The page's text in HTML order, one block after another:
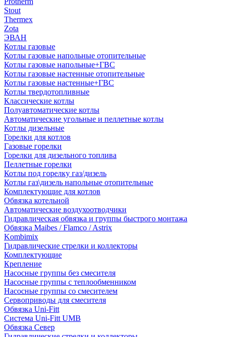
Stout
Thermex
Zota
ЭВАН
Котлы газовые
Котлы газовые напольные отопительные
Котлы газовые напольные+ГВС
Котлы газовые настенные отопительные
Котлы газовые настенные+ГВС
Котлы твердотопливные
Классические котлы
Полуавтоматические котлы
Автоматические угольные и пеллетные котлы
Котлы дизельные
Горелки для котлов
Газовые горелки
Горелки для дизельного топлива
Пеллетные горелки
Котлы под горелку газ/дизель
Котлы газ\дизель напольные отопительные
Комплектующие для котлов
Обвязка котельной
Автоматические воздухоотводчики
Гидравлическая обвязка и группы быстрого монтажа
Обвязка Maibes / Flamco / Astrix
Kombimix
Гидравлические стрелки и коллекторы
Комплектующие
Крепление
Насосные группы без смесителя
Насосные группы с теплообменником
Насосные группы со смесителем
Сервоприводы для смесителя
Обвязка Uni-Fitt
Система Uni-Fitt UMB
Обвязка Север